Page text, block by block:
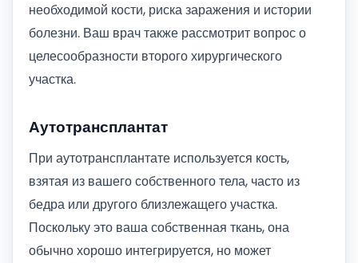
необходимой кости, риска заражения и истории
болезни. Ваш врач также рассмотрит вопрос о
целесообразности второго хирургического
участка.
Аутотрансплантат
При аутотрансплантате используется кость,
взятая из вашего собственного тела, часто из
бедра или другого близлежащего участка.
Поскольку это ваша собственная ткань, она
обычно хорошо интегрируется, но может